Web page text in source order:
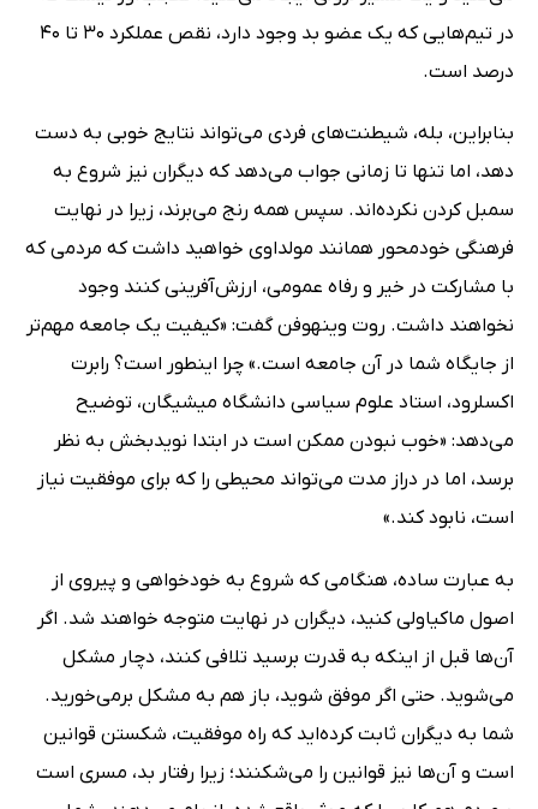
در تیم‌هایی که یک عضو بد وجود دارد، نقص عملکرد 30 تا 40
درصد است.
بنابراین، بله، شیطنت‌های فردی می‌تواند نتایج خوبی به دست
دهد، اما تنها تا زمانی جواب می‌دهد که دیگران نیز شروع به
سمبل کردن نکرده‌اند. سپس همه رنج می‌برند، زیرا در نهایت
فرهنگی خودمحور همانند مولداوی خواهید داشت که مردمی که
با مشارکت در خیر و رفاه عمومی، ارزش‌آفرینی کنند وجود
نخواهند داشت. روت وینهوفن گفت: «کیفیت یک جامعه مهم‌تر
از جایگاه شما در آن جامعه است.» چرا اینطور است؟ رابرت
اکسلرود، استاد علوم سیاسی دانشگاه میشیگان، توضیح
می‌دهد: «خوب نبودن ممکن است در ابتدا نویدبخش به نظر
برسد، اما در دراز مدت می‌تواند محیطی را که برای موفقیت نیاز
است، نابود کند.»
به عبارت ساده، هنگامی که شروع به خودخواهی و پیروی از
اصول ماکیاولی کنید، دیگران در نهایت متوجه خواهند شد. اگر
آن‌ها قبل از اینکه به قدرت برسید تلافی کنند، دچار مشکل
می‌شوید. حتی اگر موفق شوید، باز هم به مشکل برمی‌خورید.
شما به دیگران ثابت کرده‌اید که راه موفقیت، شکستن قوانین
است و آن‌ها نیز قوانین را می‌شکنند؛ زیرا رفتار بد، مسری است